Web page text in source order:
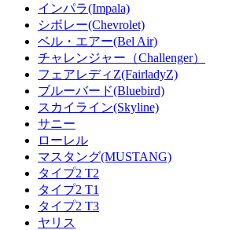
インパラ(Impala)
シボレー(Chevrolet)
ベル・エアー(Bel Air)
チャレンジャー（Challenger）
フェアレディZ(FairladyZ)
ブルーバード(Bluebird)
スカイライン(Skyline)
サニー
ローレル
マスタング(MUSTANG)
タイプ2 T2
タイプ2 T1
タイプ2 T3
ヤリス